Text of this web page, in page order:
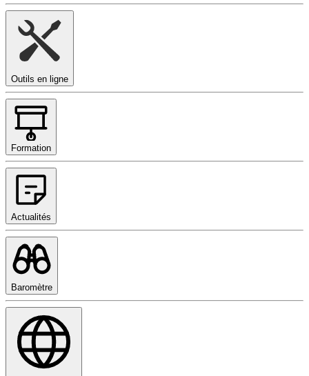
Outils en ligne
Formation
Actualités
Baromètre